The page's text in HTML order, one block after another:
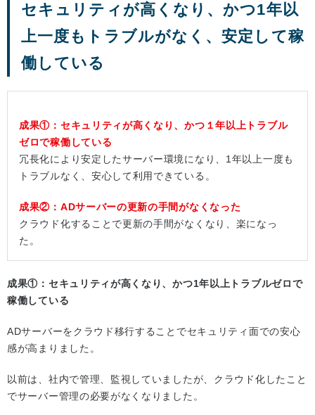
セキュリティが高くなり、かつ1年以
上一度もトラブルがなく、安定して稼
働している
成果①：セキュリティが高くなり、かつ１年以上トラブル
ゼロで稼働している
冗長化により安定したサーバー環境になり、1年以上一度も
トラブルなく、安心して利用できている。
成果②：ADサーバーの更新の手間がなくなった
クラウド化することで更新の手間がなくなり、楽になっ
た。
成果①：セキュリティが高くなり、かつ1年以上トラブルゼロで
稼働している
ADサーバーをクラウド移行することでセキュリティ面での安心
感が高まりました。
以前は、社内で管理、監視していましたが、クラウド化したこと
でサーバー管理の必要がなくなりました。